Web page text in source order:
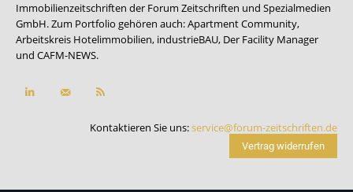
Immobilienzeitschriften der Forum Zeitschriften und Spezialmedien
GmbH. Zum Portfolio gehören auch:Apartment Community,
Arbeitskreis Hotelimmobilien, industrieBAU, Der Facility Manager
und CAFM-NEWS.
Kontaktieren Sie uns:service@forum-zeitschriften.de
Vertrag widerrufen